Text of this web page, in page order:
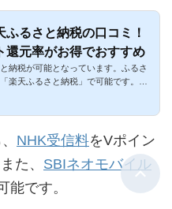
ふるさと納税の口コミ！
還元率がお得でおすすめ
納税が可能となっています。ふるさ
楽天ふるさと納税」で可能です。楽
NHK受信料をVポイン
た、 SBIネオモバイル
能です。